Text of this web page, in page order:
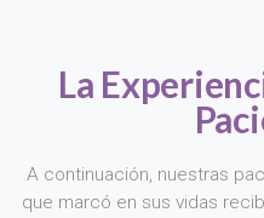
La
A continuación, nuestras
que marcó en sus vidas